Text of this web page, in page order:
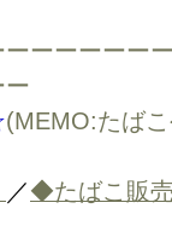
ーーーーー
ー
(MEMO:たば
／◆たばこ販